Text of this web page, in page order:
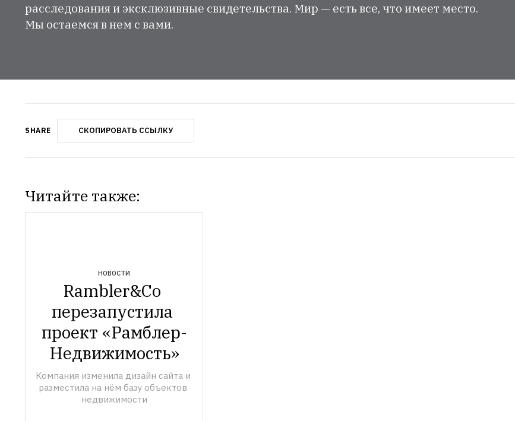
расследования и эксклюзивные свидетельства. Мир — есть все, что имеет место.
Мы остаемся в нем с вами.
SHARE СКОПИРОВАТЬ ССЫЛКУ
Читайте также:
НОВОСТИ
Rambler&Co
перезапустила
проект «Рамблер-
Недвижимость»
Компания изменила дизайн сайта и
разместила на нём базу объектов
недвижимости